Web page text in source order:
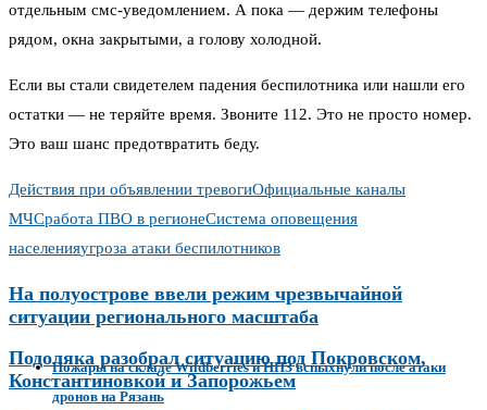
отдельным смс-уведомлением. А пока — держим телефоны
рядом, окна закрытыми, а голову холодной.
Если вы стали свидетелем падения беспилотника или нашли его
остатки — не теряйте время. Звоните 112. Это не просто номер.
Это ваш шанс предотвратить беду.
Действия при объявлении тревогиОфициальные каналы
МЧСработа ПВО в регионеСистема оповещения
населенияугроза атаки беспилотников
На полуострове ввели режим чрезвычайной
ситуации регионального масштаба
Подоляка разобрал ситуацию под Покровском,
Константиновкой и Запорожьем
Пожары на складе Wildberries и НПЗ вспыхнули после атаки
дронов на Рязань